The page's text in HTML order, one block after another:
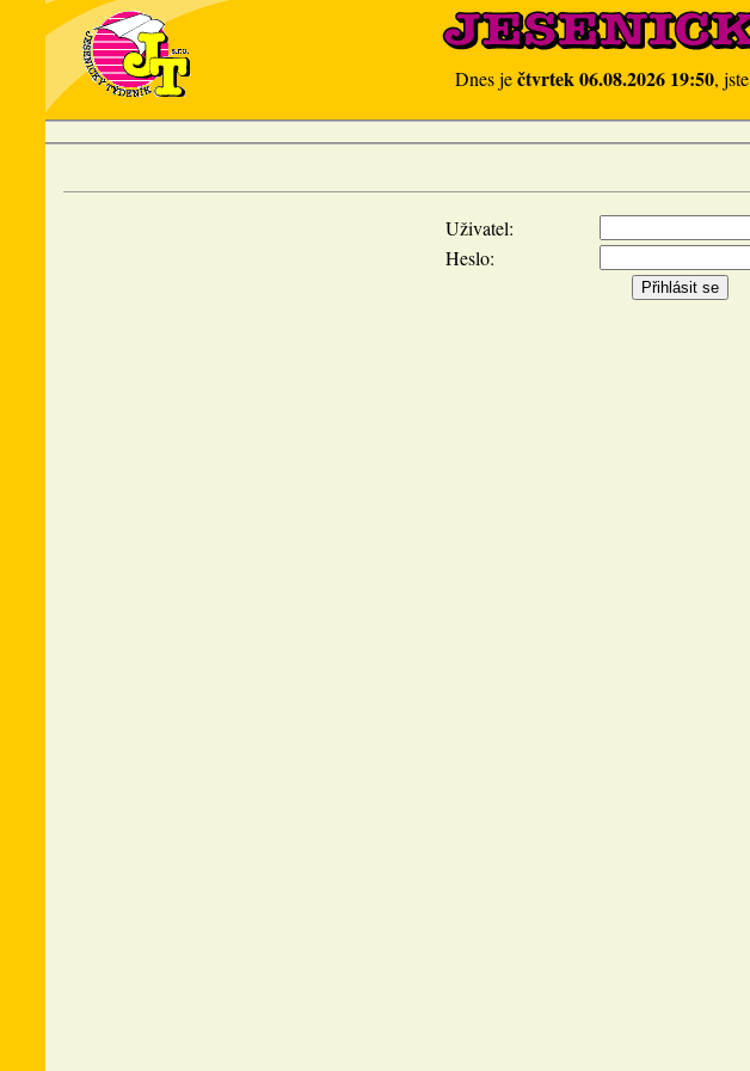
Dnes ječtvrtek 06.08.2026 19:50, jste
Uživatel:
Heslo: